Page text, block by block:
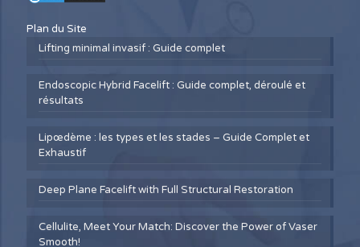
Plan du Site
Lifting minimal invasif : Guide complet
Endoscopic Hybrid Facelift : Guide complet, déroulé et
résultats
Lipœdème : les types et les stades – Guide Complet et
Exhaustif
Deep Plane Facelift with Full Structural Restoration
Cellulite, Meet Your Match: Discover the Power of Vaser
Smooth!